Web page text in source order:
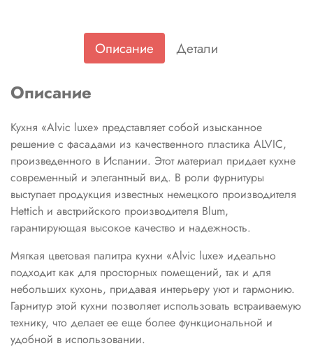
Описание Детали
Описание
Кухня «Alvic luxe» представляет собой изысканное
решение с фасадами из качественного пластика ALVIC,
произведенного в Испании. Этот материал придает кухне
современный и элегантный вид. В роли фурнитуры
выступает продукция известных немецкого производителя
Hettich и австрийского производителя Blum,
гарантирующая высокое качество и надежность.
Мягкая цветовая палитра кухни «Alvic luxe» идеально
подходит как для просторных помещений, так и для
небольших кухонь, придавая интерьеру уют и гармонию.
Гарнитур этой кухни позволяет использовать встраиваемую
технику, что делает ее еще более функциональной и
удобной в использовании.